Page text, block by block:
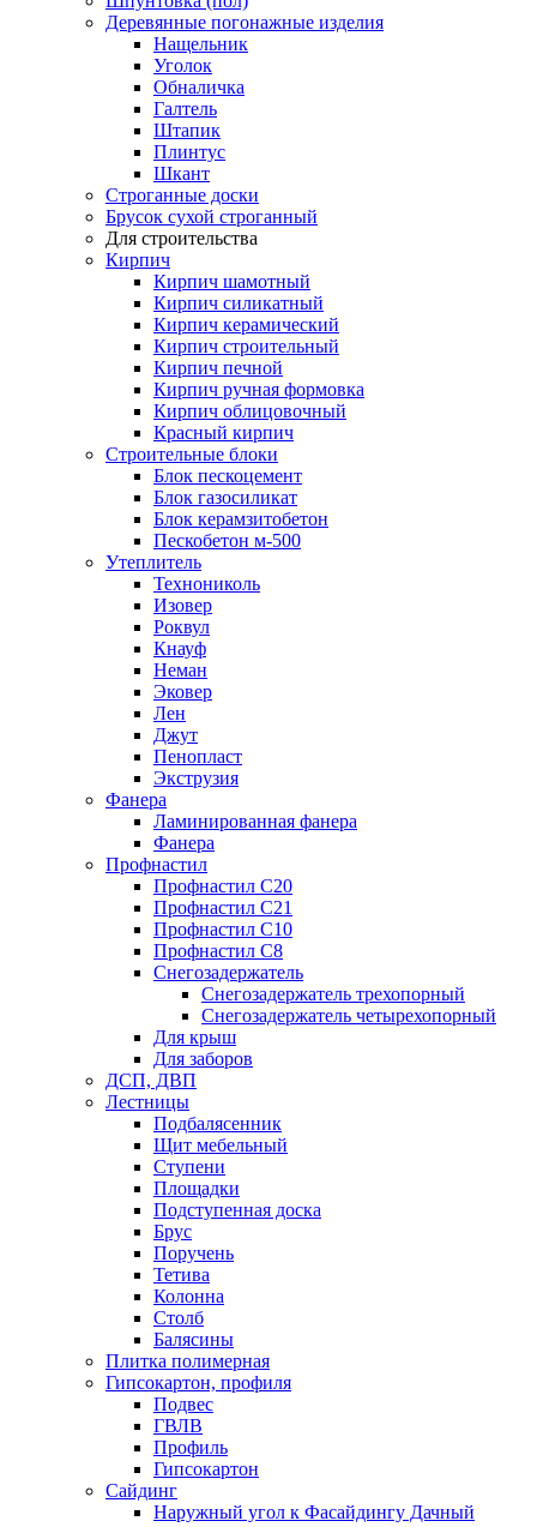
Деревянные погонажные изделия
Нащельник
Уголок
Обналичка
Галтель
Штапик
Плинтус
Шкант
Строганные доски
Брусок сухой строганный
Для строительства
Кирпич
Кирпич шамотный
Кирпич силикатный
Кирпич керамический
Кирпич строительный
Кирпич печной
Кирпич ручная формовка
Кирпич облицовочный
Красный кирпич
Строительные блоки
Блок пескоцемент
Блок газосиликат
Блок керамзитобетон
Пескобетон м-500
Утеплитель
Технониколь
Изовер
Роквул
Кнауф
Неман
Эковер
Лен
Джут
Пенопласт
Экструзия
Фанера
Ламинированная фанера
Фанера
Профнастил
Профнастил С20
Профнастил С21
Профнастил С10
Профнастил С8
Снегозадержатель
Снегозадержатель трехопорный
Снегозадержатель четырехопорный
Для крыш
Для заборов
ДСП, ДВП
Лестницы
Подбалясенник
Щит мебельный
Ступени
Площадки
Подступенная доска
Брус
Поручень
Тетива
Колонна
Столб
Балясины
Плитка полимерная
Гипсокартон, профиля
Подвес
ГВЛВ
Профиль
Гипсокартон
Сайдинг
Наружный угол к Фасайдингу Дачный